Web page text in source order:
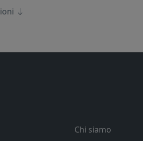
Chi siamo